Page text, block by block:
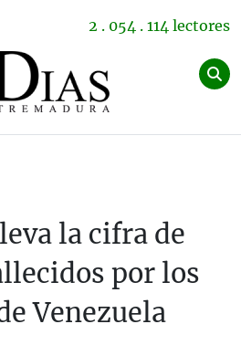
2 . 054 . 114 lectores
la cifra de
por los
Venezuela